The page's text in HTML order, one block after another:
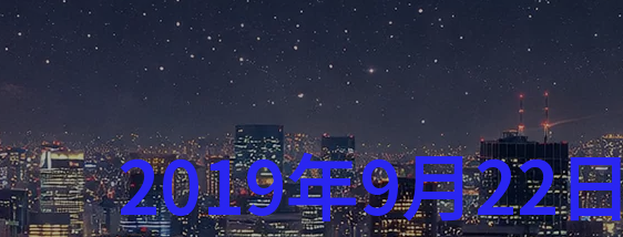
あなたの所属部屋を探そう！ 最恐の相性占い
2019年9月22